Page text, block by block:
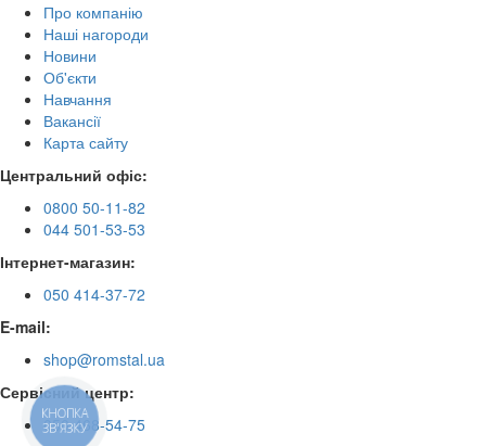
Про компанію
Наші нагороди
Новини
Об'єкти
Навчання
Вакансії
Карта сайту
Центральний офіс:
0800 50-11-82
044 501-53-53
Інтернет-магазин:
050 414-37-72
E-mail:
shop@romstal.ua
Сервісний центр:
050 468-54-75
КНОПКА
ЗВ'ЯЗКУ